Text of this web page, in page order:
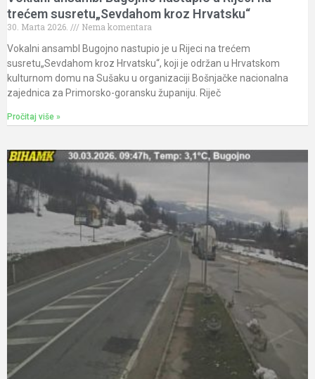
trećem susretu„Sevdahom kroz Hrvatsku“
30. Marta 2026.
Nema komentara
Vokalni ansambl Bugojno nastupio je u Rijeci na trećem
susretu„Sevdahom kroz Hrvatsku“, koji je održan u Hrvatskom
kulturnom domu na Sušaku u organizaciji Bošnjačke nacionalna
zajednica za Primorsko-goransku županiju. Riječ
Pročitaj više »